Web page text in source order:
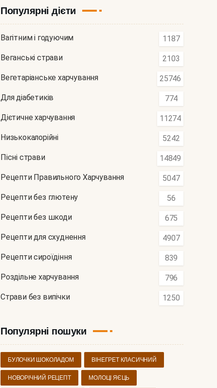
Популярні дієти
Вагітним і годуючим 1187
Веганські страви 2103
Вегетаріанське харчування 25746
Для діабетиків 774
Дієтичне харчування 11274
Низькокалорійні 5242
Пісні страви 14849
Рецепти Правильного Харчування 5047
Рецепти без глютену 56
Рецепти без шкоди 675
Рецепти для схуднення 4907
Рецепти сироїдіння 839
Роздільне харчування 796
Страви без випічки 1250
Популярні пошуки
БУЛОЧКИ ШОКОЛАДОМ ВІНЕГРЕТ КЛАСИЧНИЙ
НОВОРІЧНИЙ РЕЦЕПТ МОЛОЦІ ЯЄЦЬ